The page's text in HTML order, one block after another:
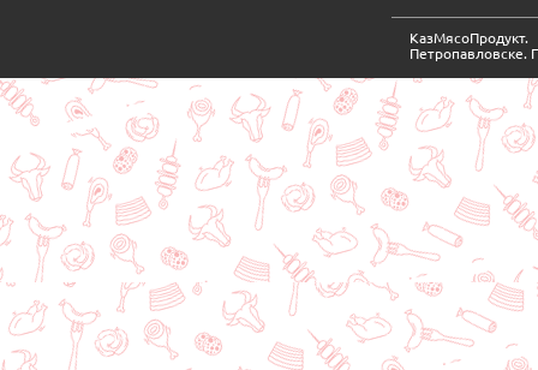
Петропавловске.